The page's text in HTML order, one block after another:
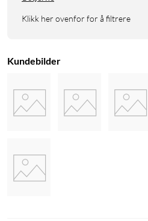
Klikk her ovenfor for å filtrere
Kundebilder